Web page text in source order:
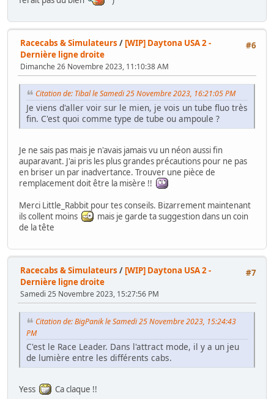
#6
Racecabs & Simulateurs / [WIP] Daytona USA 2 -
Dernière ligne droite
Dimanche 26 Novembre 2023, 11:10:38 AM
Citation de: Tibal le Samedi 25 Novembre 2023, 16:21:05 PM
Je viens d'aller voir sur le mien, je vois un tube fluo très
fin. C'est quoi comme type de tube ou ampoule ?
Je ne sais pas mais je n'avais jamais vu un néon aussi fin
auparavant. J'ai pris les plus grandes précautions pour ne pas
en briser un par inadvertance. Trouver une pièce de
remplacement doit être la misère !!
Merci Little_Rabbit pour tes conseils. Bizarrement maintenant
ils collent moins
mais je garde ta suggestion dans un coin
de la tête
#7
Racecabs & Simulateurs / [WIP] Daytona USA 2 -
Dernière ligne droite
Samedi 25 Novembre 2023, 15:27:56 PM
Citation de: BigPanik le Samedi 25 Novembre 2023, 15:24:43
PM
C'est le Race Leader. Dans l'attract mode, il y a un jeu
de lumière entre les différents cabs.
Yess Ca claque !!